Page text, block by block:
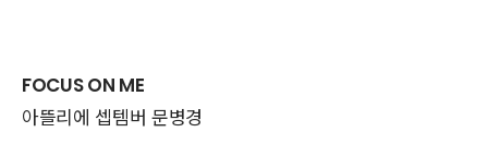
FOCUS ON ME
아뜰리에 셉템버 문병경